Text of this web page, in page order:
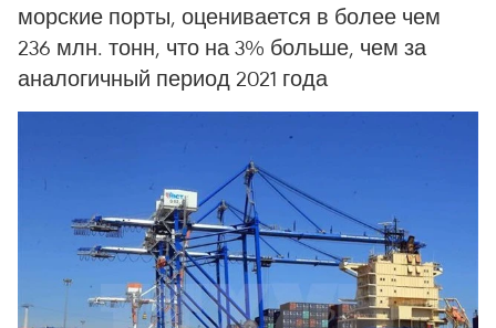
морские порты, оценивается в более чем
236 млн. тонн, что на 3% больше, чем за
аналогичный период 2021 года